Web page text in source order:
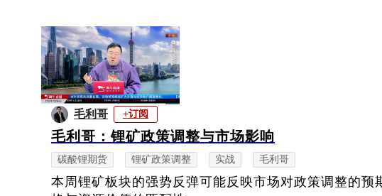
毛利哥 +订阅
毛利哥：锂矿政策调整与市场影响
碳酸锂期货 锂矿政策调整 实战 毛利哥
本周锂矿板块的强势反弹可能反映市场对政策调整的预